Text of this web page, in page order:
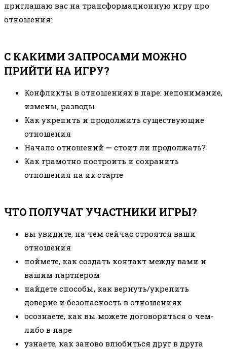
приглашаю вас на трансформационную игру про
отношения:
С КАКИМИ ЗАПРОСАМИ МОЖНО
ПРИЙТИ НА ИГРУ?
Конфликты в отношениях в паре: непонимание,
измены, разводы
Как укрепить и продолжить существующие
отношения
Начало отношений — стоит ли продолжать?
Как грамотно построить и сохранить
отношения на их старте
ЧТО ПОЛУЧАТ УЧАСТНИКИ ИГРЫ?
вы увидите, на чем сейчас строятся ваши
отношения
поймете, как создать контакт между вами и
вашим партнером
найдете способы, как вернуть/укрепить
доверие и безопасность в отношениях
осознаете, как вы можете договориться о чем-
либо в паре
узнаете, как заново влюбиться друг в друга